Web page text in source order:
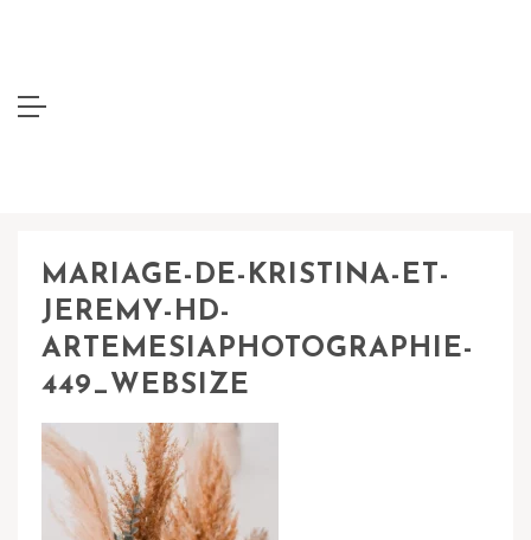
MARIAGE-DE-KRISTINA-ET-
JEREMY-HD-
ARTEMESIAPHOTOGRAPHIE-
449_WEBSIZE